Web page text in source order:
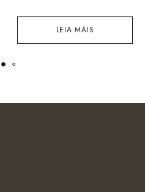
LEIA MAIS